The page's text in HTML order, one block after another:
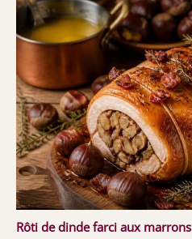
Rôti de dinde farci aux